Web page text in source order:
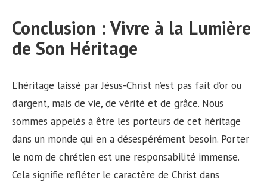
Conclusion : Vivre à la Lumière
de Son Héritage
L’héritage laissé par Jésus-Christ n’est pas fait d’or ou
d’argent, mais de vie, de vérité et de grâce. Nous
sommes appelés à être les porteurs de cet héritage
dans un monde qui en a désespérément besoin. Porter
le nom de chrétien est une responsabilité immense.
Cela signifie refléter le caractère de Christ dans